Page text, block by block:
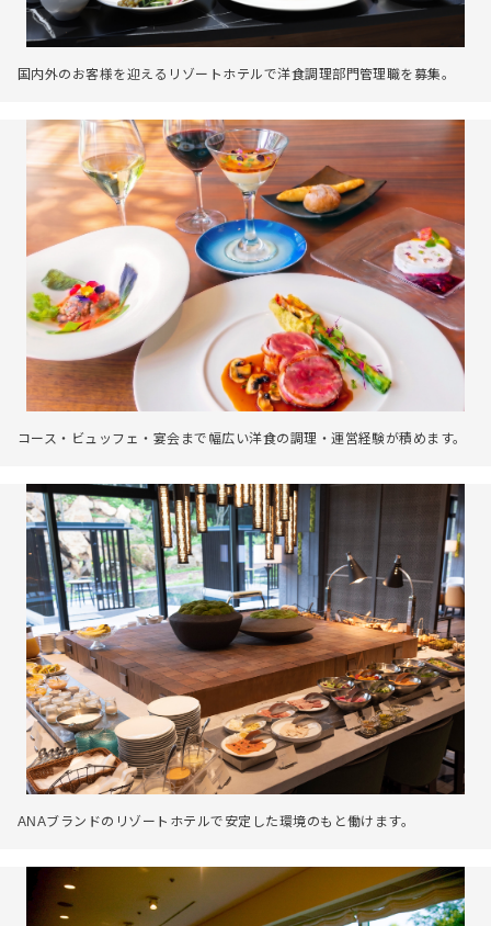
国内外のお客様を迎えるリゾートホテルで洋食調理部門管理職を募集。
コース・ビュッフェ・宴会まで幅広い洋食の調理・運営経験が積めます。
ANAブランドのリゾートホテルで安定した環境のもと働けます。